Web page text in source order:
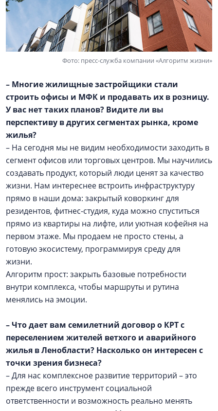
Фото: пресс-служба компании «Алгоритм жизни»
– Многие жилищные застройщики стали
строить офисы и МФК и продавать их в розницу.
У вас нет таких планов? Видите ли вы
перспективу в других сегментах рынка, кроме
жилья?
– На сегодня мы не видим необходимости заходить в
сегмент офисов или торговых центров. Мы научились
создавать продукт, который люди ценят за качество
жизни. Нам интереснее встроить инфраструктуру
прямо в наши дома: закрытый коворкинг для
резидентов, фитнес-студия, куда можно спуститься
прямо из квартиры на лифте, или уютная кофейня на
первом этаже. Мы продаем не просто стены, а
готовую экосистему, программируя среду для
жизни.
Алгоритм прост: закрыть базовые потребности
внутри комплекса, чтобы маршруты и рутина
менялись на эмоции.
– Что дает вам семилетний договор о КРТ с
переселением жителей ветхого и аварийного
жилья в Ленобласти? Насколько он интересен с
точки зрения бизнеса?
– Для нас комплексное развитие территорий – это
прежде всего инструмент социальной
ответственности и возможность реально менять